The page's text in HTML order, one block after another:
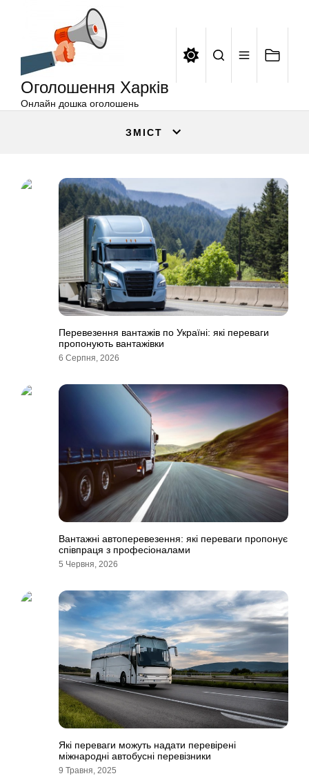
Оголошення Харків
Онлайн дошка оголошень
ЗМІСТ
Перевезення вантажів по Україні: які переваги
пропонують вантажівки
6 Серпня, 2026
Вантажні автоперевезення: які переваги пропонує
співпраця з професіоналами
5 Червня, 2026
Які переваги можуть надати перевірені
міжнародні автобусні перевізники
9 Травня, 2025